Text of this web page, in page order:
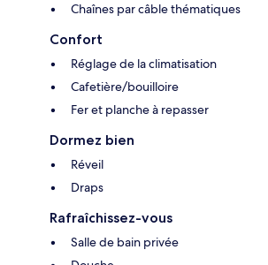
Chaînes par câble thématiques
Confort
Réglage de la climatisation
Cafetière/bouilloire
Fer et planche à repasser
Dormez bien
Réveil
Draps
Rafraîchissez-vous
Salle de bain privée